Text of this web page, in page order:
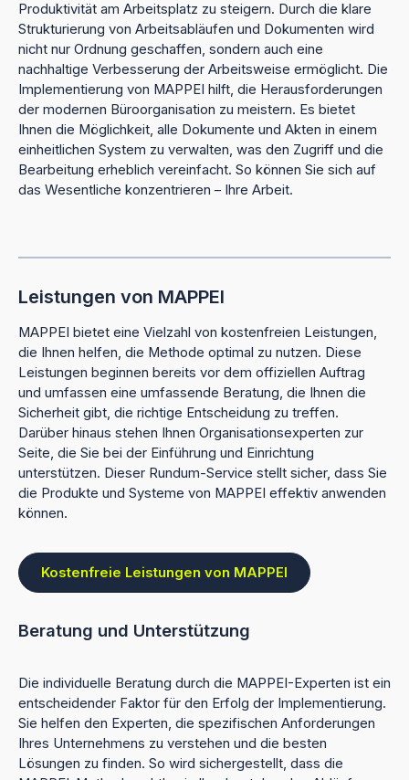
Produktivität am Arbeitsplatz zu steigern. Durch die klare
Strukturierung von Arbeitsabläufen und Dokumenten wird
nicht nur Ordnung geschaffen, sondern auch eine
nachhaltige Verbesserung der Arbeitsweise ermöglicht. Die
Implementierung von MAPPEI hilft, die Herausforderungen
der modernen Büroorganisation zu meistern. Es bietet
Ihnen die Möglichkeit, alle Dokumente und Akten in einem
einheitlichen System zu verwalten, was den Zugriff und die
Bearbeitung erheblich vereinfacht. So können Sie sich auf
das Wesentliche konzentrieren – Ihre Arbeit.
Leistungen von MAPPEI
MAPPEI bietet eine Vielzahl von kostenfreien Leistungen,
die Ihnen helfen, die Methode optimal zu nutzen. Diese
Leistungen beginnen bereits vor dem offiziellen Auftrag
und umfassen eine umfassende Beratung, die Ihnen die
Sicherheit gibt, die richtige Entscheidung zu treffen.
Darüber hinaus stehen Ihnen Organisationsexperten zur
Seite, die Sie bei der Einführung und Einrichtung
unterstützen. Dieser Rundum-Service stellt sicher, dass Sie
die Produkte und Systeme von MAPPEI effektiv anwenden
können.
Kostenfreie Leistungen von MAPPEI
Beratung und Unterstützung
Die individuelle Beratung durch die MAPPEI-Experten ist ein
entscheidender Faktor für den Erfolg der Implementierung.
Sie helfen den Experten, die spezifischen Anforderungen
Ihres Unternehmens zu verstehen und die besten
Lösungen zu finden. So wird sichergestellt, dass die